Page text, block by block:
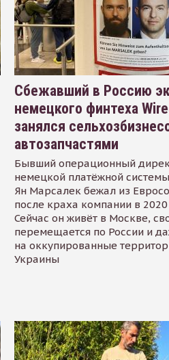
Сбежавший в Россию
немецкого финтеха
занялся
автозапчастями
Бывший операционный
немецкой платёжной
Ян Марсалек бежал из
после краха компании в 2020
Сейчас он живёт в Москве,
перемещается по России и
на оккупированные
Украины